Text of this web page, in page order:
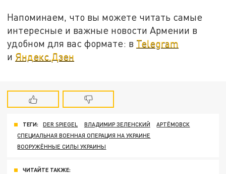
Напоминаем, что вы можете читать самые
интересные и важные новости Армении в
удобном для вас формате: в Telegram
и Яндекс.Дзен
ТЕГИ: DER SPIEGEL ВЛАДИМИР ЗЕЛЕНСКИЙ
АРТЁМОВСК
СПЕЦИАЛЬНАЯ ВОЕННАЯ ОПЕРАЦИЯ НА УКРАИНЕ
ВООРУЖЁННЫЕ СИЛЫ УКРАИНЫ
ЧИТАЙТЕ ТАКЖЕ: